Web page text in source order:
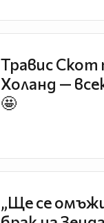
Травис Скот
Холанд —
🤩
„Ще се